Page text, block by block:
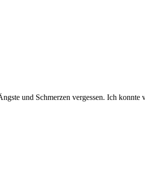
und Schmerzen vergessen. Ich